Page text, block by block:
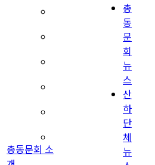
총동문회 소
총
동
문
회
뉴
스
산
하
단
체
뉴